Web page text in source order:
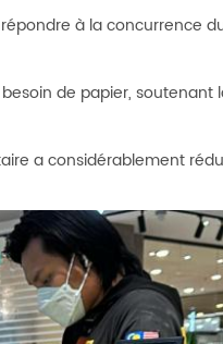
à la concurrence
de papier,
a considérablement